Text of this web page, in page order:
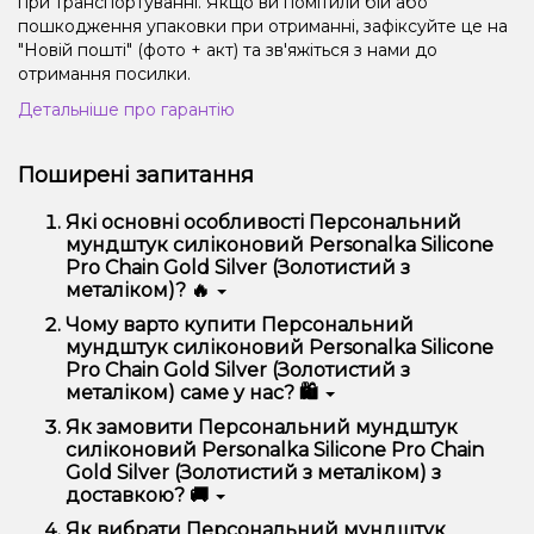
пошкодження упаковки при отриманні, зафіксуйте це на
"Новій пошті" (фото + акт) та зв'яжіться з нами до
отримання посилки.
Детальніше про гарантію
Поширені запитання
Які основні особливості Персональний
мундштук силіконовий Personalka Silicone
Pro Chain Gold Silver (Золотистий з
металіком)? 🔥
Персональний мундштук силіконовий Personalka
Silicone Pro Chain Gold Silver (Золотистий з
металіком) відрізняється високою якістю, зручністю
використання та надійністю.
Чому варто купити Персональний
мундштук силіконовий Personalka Silicone
Pro Chain Gold Silver (Золотистий з
металіком) саме у нас? 🛍️
Ми пропонуємо тільки оригінальну продукцію,
широкий асортимент, вигідні ціни та швидку
доставку. Крім того, у нас регулярні акції та знижки
для клієнтів!
Як замовити Персональний мундштук
силіконовий Personalka Silicone Pro Chain
Gold Silver (Золотистий з металіком) з
доставкою? 🚚
Оформити замовлення можна в кілька кліків: